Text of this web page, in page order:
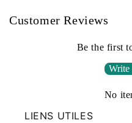
Customer Reviews
Be the first
Write
No
LIENS UTILES